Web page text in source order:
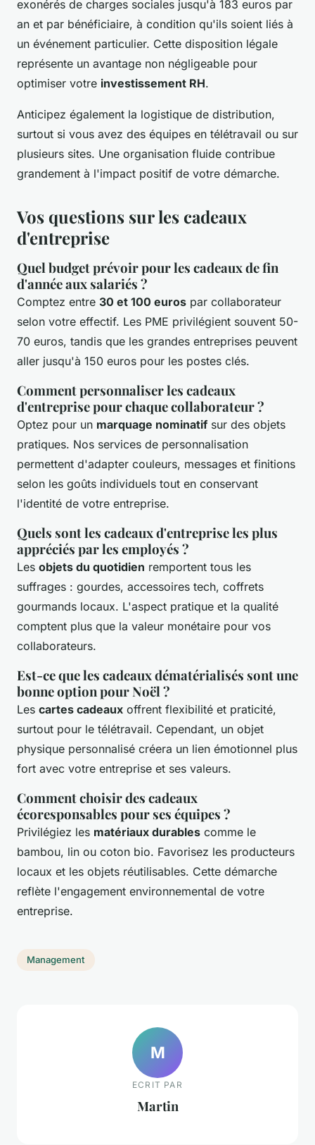
exonérés de charges sociales jusqu'à 183 euros par
an et par bénéficiaire, à condition qu'ils soient liés à
un événement particulier. Cette disposition légale
représente un avantage non négligeable pour
optimiser votre investissement RH.
Anticipez également la logistique de distribution,
surtout si vous avez des équipes en télétravail ou sur
plusieurs sites. Une organisation fluide contribue
grandement à l'impact positif de votre démarche.
Vos questions sur les cadeaux
d'entreprise
Quel budget prévoir pour les cadeaux de fin
d'année aux salariés ?
Comptez entre 30 et 100 euros par collaborateur
selon votre effectif. Les PME privilégient souvent 50-
70 euros, tandis que les grandes entreprises peuvent
aller jusqu'à 150 euros pour les postes clés.
Comment personnaliser les cadeaux
d'entreprise pour chaque collaborateur ?
Optez pour un marquage nominatif sur des objets
pratiques. Nos services de personnalisation
permettent d'adapter couleurs, messages et finitions
selon les goûts individuels tout en conservant
l'identité de votre entreprise.
Quels sont les cadeaux d'entreprise les plus
appréciés par les employés ?
Les objets du quotidien remportent tous les
suffrages : gourdes, accessoires tech, coffrets
gourmands locaux. L'aspect pratique et la qualité
comptent plus que la valeur monétaire pour vos
collaborateurs.
Est-ce que les cadeaux dématérialisés sont une
bonne option pour Noël ?
Les cartes cadeaux offrent flexibilité et praticité,
surtout pour le télétravail. Cependant, un objet
physique personnalisé créera un lien émotionnel plus
fort avec votre entreprise et ses valeurs.
Comment choisir des cadeaux
écoresponsables pour ses équipes ?
Privilégiez les matériaux durables comme le
bambou, lin ou coton bio. Favorisez les producteurs
locaux et les objets réutilisables. Cette démarche
reflète l'engagement environnemental de votre
entreprise.
Management
M
ECRIT PAR
Martin